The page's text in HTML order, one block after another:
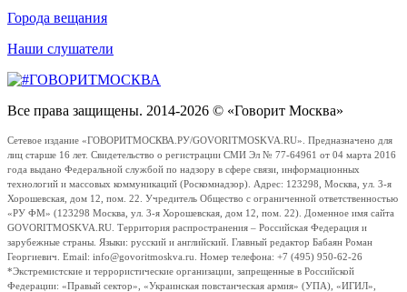
Города вещания
Наши слушатели
Все права защищены. 2014-2026 © «Говорит Москва»
Сетевое издание «ГОВОРИТМОСКВА.РУ/GOVORITMOSKVA.RU». Предназначено для
лиц старше 16 лет. Свидетельство о регистрации СМИ Эл № 77-64961 от 04 марта 2016
года выдано Федеральной службой по надзору в сфере связи, информационных
технологий и массовых коммуникаций (Роскомнадзор). Адрес: 123298, Москва, ул. 3-я
Хорошевская, дом 12, пом. 22. Учредитель Общество с ограниченной ответственностью
«РУ ФМ» (123298 Москва, ул. 3-я Хорошевская, дом 12, пом. 22). Доменное имя сайта
GOVORITMOSKVA.RU. Территория распространения – Российская Федерация и
зарубежные страны. Языки: русский и английский. Главный редактор Бабаян Роман
Георгиевич. Email: info@govoritmoskva.ru. Номер телефона: +7 (495) 950-62-26
*Экстремистские и террористические организации, запрещенные в Российской
Федерации: «Правый сектор», «Украинская повстанческая армия» (УПА), «ИГИЛ»,